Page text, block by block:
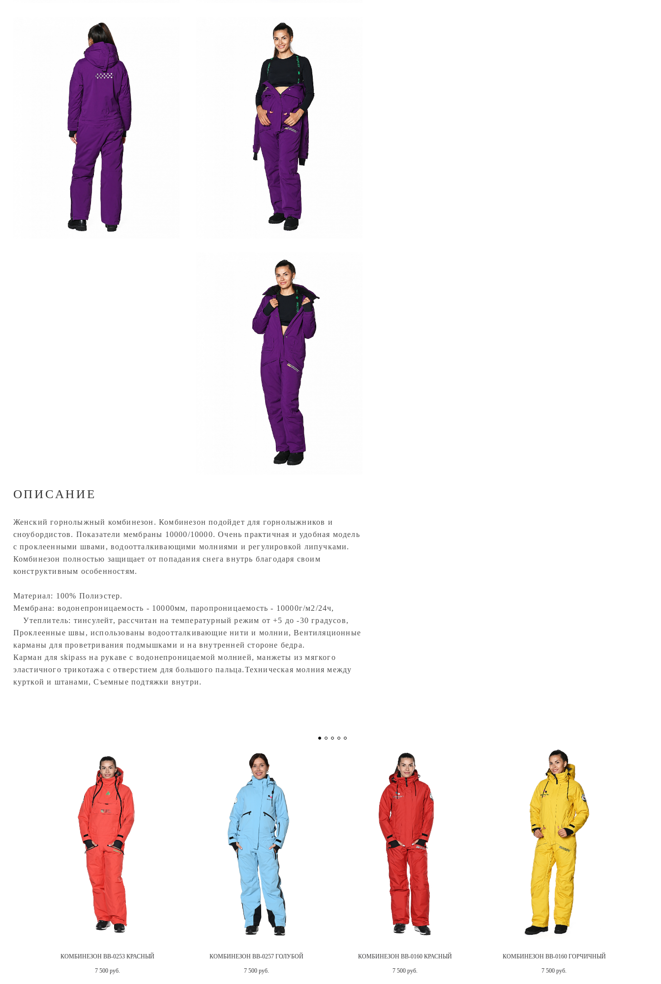
ОПИСАНИЕ
Женский горнолыжный комбинезон. Комбинезон подойдет для горнолыжников и
сноубордистов. Показатели мембраны 10000/10000. Очень практичная и удобная модель
с проклеенными швами, водоотталкивающими молниями и регулировкой липучками.
Комбинезон полностью защищает от попадания снега внутрь благодаря своим
конструктивным особенностям.
Материал: 100% Полиэстер.
Мембрана: водонепроницаемость - 10000мм, паропроницаемость - 10000г/м2/24ч,
Утеплитель: тинсулейт, рассчитан на температурный режим от +5 до -30 градусов,
Проклеенные швы, использованы водоотталкивающие нити и молнии, Вентиляционные
карманы для проветривания подмышками и на внутренней стороне бедра.
Карман для skipass на рукаве с водонепроницаемой молнией, манжеты из мягкого
эластичного трикотажа с отверстием для большого пальца.Техническая молния между
курткой и штанами, Съемные подтяжки внутри.
КОМБИНЕЗОН BB-0253 КРАСНЫЙ
7 500 руб.
КОМБИНЕЗОН BB-0257 ГОЛУБОЙ
7 500 руб.
КОМБИНЕЗОН BB-0160 КРАСНЫЙ
7 500 руб.
КОМБИНЕЗОН BB-0160 ГОРЧИЧНЫЙ
7 500 руб.